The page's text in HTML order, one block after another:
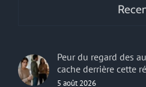
Peur du regard des
cache derrière cette
5 août 2026